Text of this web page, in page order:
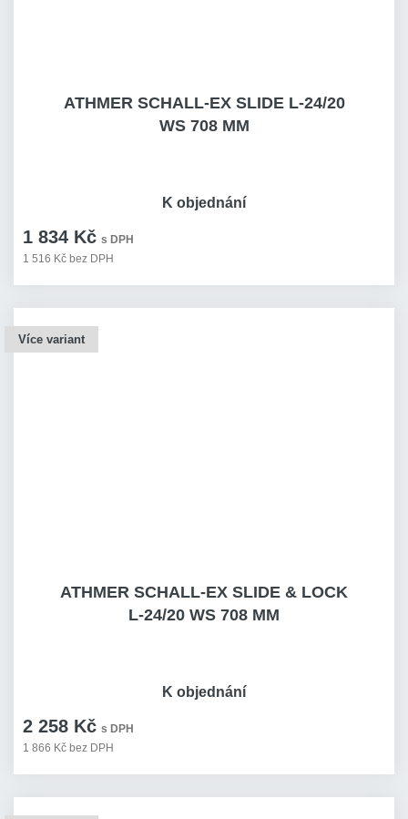
ATHMER SCHALL-EX SLIDE L-24/20
WS 708 MM
1 834 Kč s DPH
1 516 Kč bez DPH
K objednání
Více variant
ATHMER SCHALL-EX SLIDE & LOCK
L-24/20 WS 708 MM
2 258 Kč s DPH
1 866 Kč bez DPH
K objednání